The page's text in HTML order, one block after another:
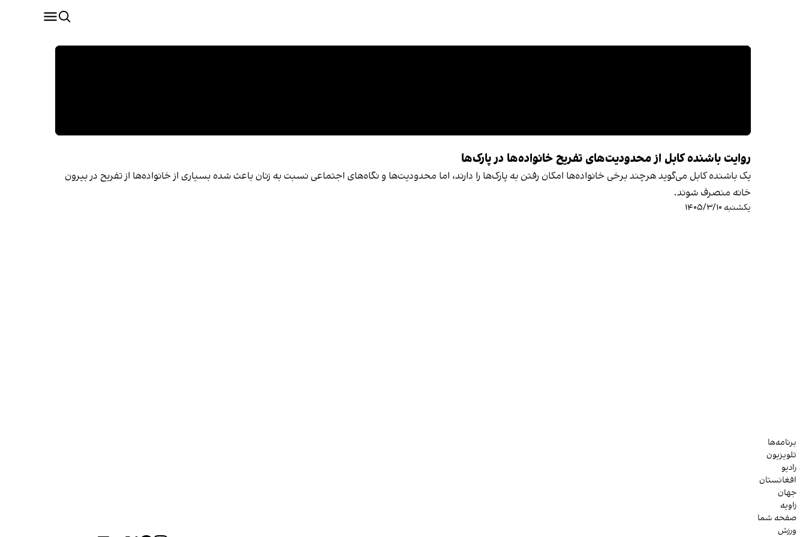
روایت باشنده کابل از محدودیت‌های تفریح خانواده‌ها در پارک‌ها
یک باشنده کابل می‌گوید هرچند برخی خانواده‌ها امکان رفتن به پارک‌ها را دارند، اما محدودیت‌ها و نگاه‌های اجتماعی نسبت به زنان باعث شده بسیاری از خانواده‌ها از تفریح در بیرون
خانه منصرف شوند.
یکشنبه ۱۴۰۵/۳/۱۰
برنامه‌ها
تلویزیون
رادیو
افغانستان
جهان
زاویه
صفحه شما
ورزش